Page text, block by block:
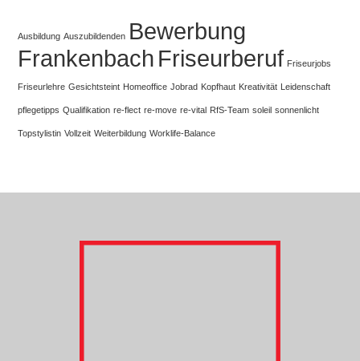
Ausbildung Auszubildenden Bewerbung
Frankenbach Friseurberuf Friseurjobs
Friseurlehre Gesichtsteint Homeoffice Jobrad Kopfhaut Kreativität Leidenschaft
pflegetipps Qualifikation re-flect re-move re-vital RfS-Team soleil sonnenlicht
Topstylistin Vollzeit Weiterbildung Worklife-Balance